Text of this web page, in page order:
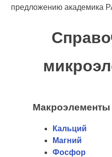
предложению академика
Макроэлементы
Кальций
Магний
Фосфор